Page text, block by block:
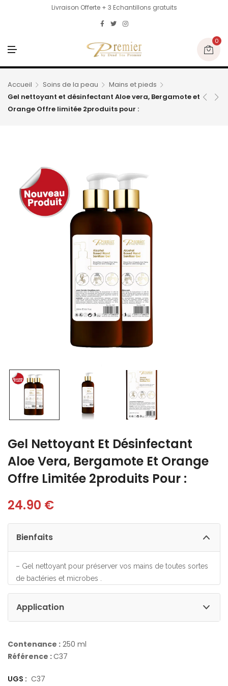
Livraison Offerte + 3 Echantillons gratuits
N
U
0
Accueil Soins de la peau
Mains et pieds
Gel nettoyant et désinfectant Aloe vera, Bergamote et
Orange Offre limitée 2produits pour :
Gel Nettoyant Et Désinfectant
Aloe Vera, Bergamote Et Orange
Offre Limitée 2produits Pour :
24.90 €
Bienfaits
– Gel nettoyant pour préserver vos mains de toutes sortes
de bactéries et microbes .
Application
Contenance : 250 ml
Référence :C37
UGS : C37